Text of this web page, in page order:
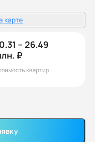
карте
– 26.49
₽
квартир